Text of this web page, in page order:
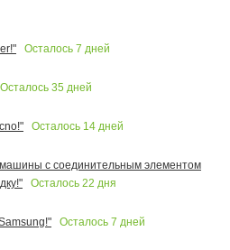
Осталось 7 дней
Осталось 35 дней
Осталось 14 дней
с соединительным элементом
Осталось 22 дня
Осталось 7 дней